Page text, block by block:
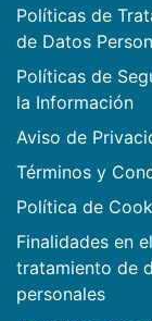
Políticas de
de Datos
Políticas de
la Información
Aviso de
Términos y
Política de
Finalidades en el
tratamiento de
personales